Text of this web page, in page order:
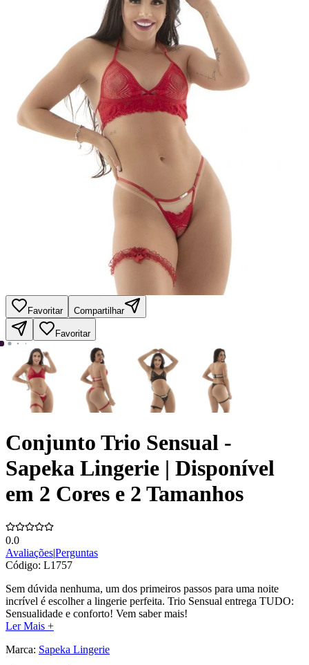
Favoritar Compartilhar
Favoritar
Conjunto Trio Sensual -
Sapeka Lingerie | Disponível
em 2 Cores e 2 Tamanhos
0.0
Avaliações|Perguntas
Código: L1757
Sem dúvida nenhuma, um dos primeiros passos para uma noite
incrível é escolher a lingerie perfeita. Trio Sensual entrega TUDO:
Sensualidade e conforto! Vem saber mais!
Ler Mais +
Marca: Sapeka Lingerie